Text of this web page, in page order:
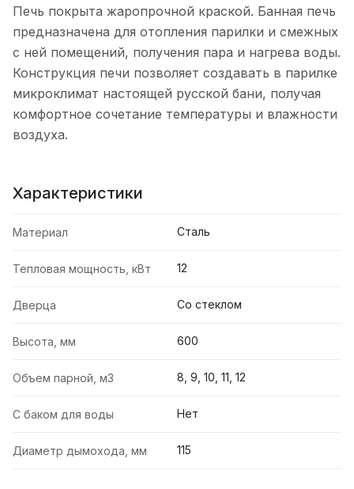
Печь покрыта жаропрочной краской. Банная печь
предназначена для отопления парилки и смежных
с ней помещений, получения пара и нагрева воды.
Конструкция печи позволяет создавать в парилке
микроклимат настоящей русской бани, получая
комфортное сочетание температуры и влажности
воздуха.
Характеристики
Материал Сталь
Тепловая мощность, кВт 12
Дверца Со стеклом
Высота, мм 600
Объем парной, м3 8, 9, 10, 11, 12
С баком для воды Нет
Диаметр дымохода, мм 115